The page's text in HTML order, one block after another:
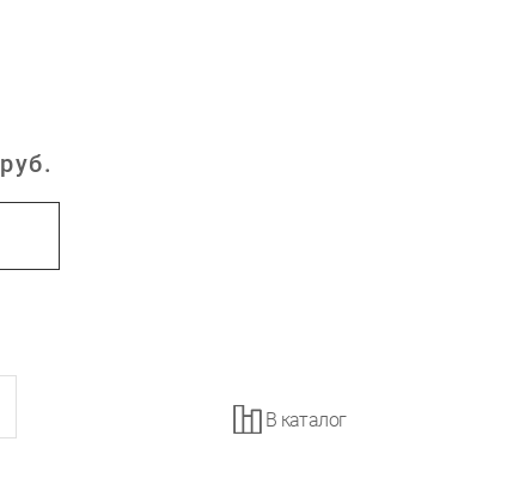
руб.
В каталог